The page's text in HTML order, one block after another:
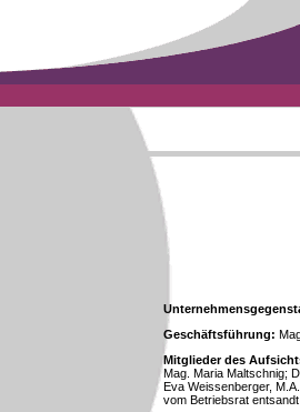
Geschäftsführung:
Mitglieder des
Mag. Maria Maltschnig;
Eva Weissenberger,
vom Betriebsrat